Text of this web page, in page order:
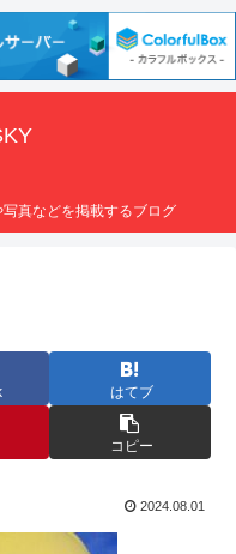
真などを掲載するブログ
はてブ
コピー
2024.08.01